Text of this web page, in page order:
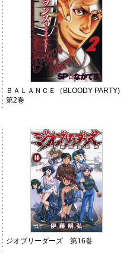
ＢＡＬＡＮＣＥ（BLOODY PARTY)
第2巻
ジオブリーダーズ 第16巻